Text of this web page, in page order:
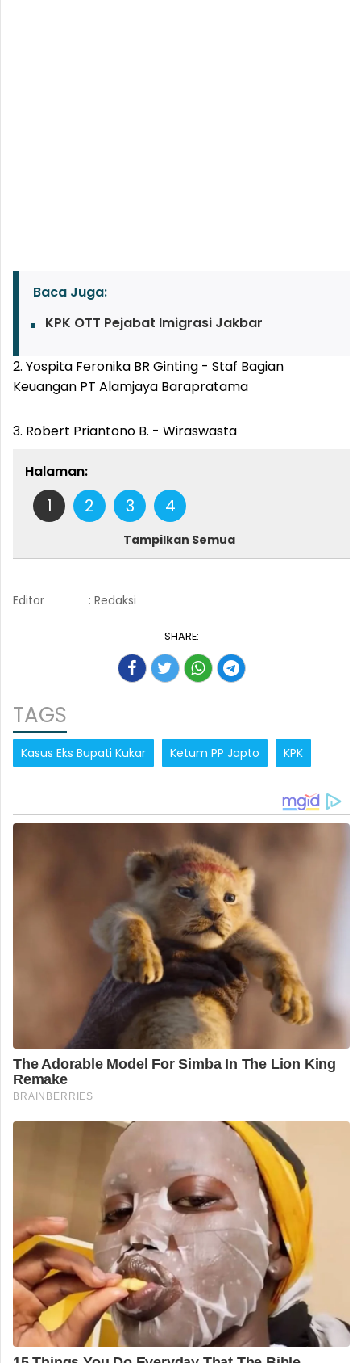
Baca Juga:
KPK OTT Pejabat Imigrasi Jakbar
2. Yospita Feronika BR Ginting - Staf Bagian
Keuangan PT Alamjaya Barapratama
3. Robert Priantono B. - Wiraswasta
Halaman:
1 2 3 4
Tampilkan Semua
Editor : Redaksi
SHARE:
TAGS
Kasus Eks Bupati Kukar Ketum PP Japto KPK